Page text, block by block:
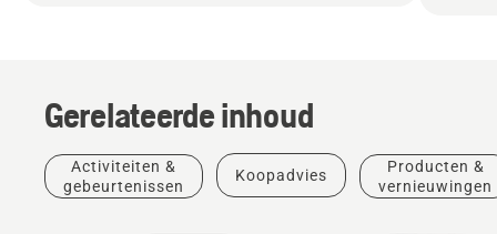
Gerelateerde inhoud
Activiteiten &
gebeurtenissen
Koopadvies
Producten &
vernieuwingen
Producten
vernieuwingen
T542i
XP® – De
Oplossingen
Complete